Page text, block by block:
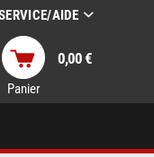
französisch
AIDE
Panier
0,00 €